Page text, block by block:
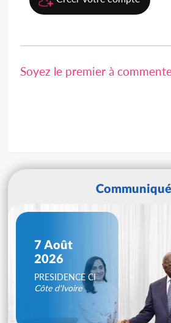
Soyez le premier à
7 Août
2026
PRESIDENCE CI
Côte d'Ivoire